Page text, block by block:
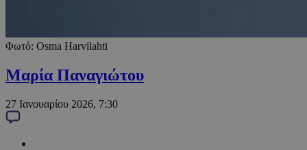
Φωτό: Osma Harvilahti
Μαρία Παναγιώτου
27 Ιανουαρίου 2026, 7:30